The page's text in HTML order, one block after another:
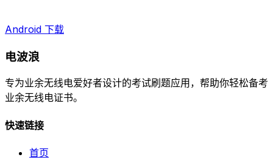
Android 下载
电波浪
专为业余无线电爱好者设计的考试刷题应用，帮助你轻松备考
业余无线电证书。
快速链接
首页